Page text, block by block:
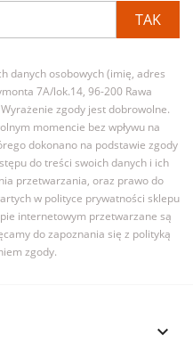
danych osobowych (imię, adres
7A/lok.14, 96-200 Rawa
zgody jest dobrowolne.
momencie bez wpływu na
dokonano na podstawie zgody
do treści swoich danych i ich
przetwarzania, oraz prawo do
w polityce prywatności sklepu
internetowym przetwarzane są
do zapoznania się z polityką
zgody.
